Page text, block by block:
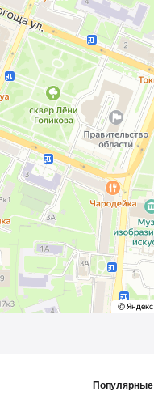
Популярные